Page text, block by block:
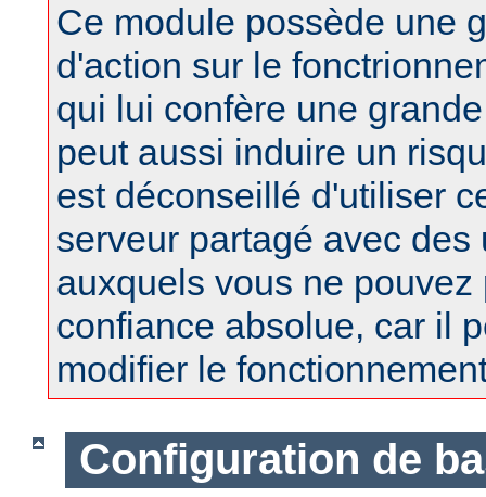
Ce module possède une
d'action sur le
qui lui confère une
peut aussi induire un
est déconseillé d'utiliser
serveur partagé avec des
auxquels vous ne
confiance absolue, car il
modifier le
Configuration de